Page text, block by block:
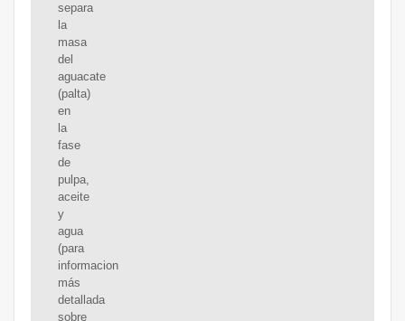
separa
la
masa
del
aguacate
(palta)
en
la
fase
de
pulpa,
aceite
y
agua
(para
informacion
más
detallada
sobre